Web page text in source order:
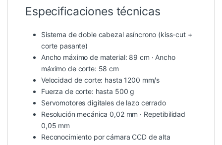
Especificaciones técnicas
Sistema de doble cabezal asíncrono (kiss-cut +
corte pasante)
Ancho máximo de material: 89 cm · Ancho
máximo de corte: 58 cm
Velocidad de corte: hasta 1200 mm/s
Fuerza de corte: hasta 500 g
Servomotores digitales de lazo cerrado
Resolución mecánica 0,02 mm · Repetibilidad
0,05 mm
Reconocimiento por cámara CCD de alta